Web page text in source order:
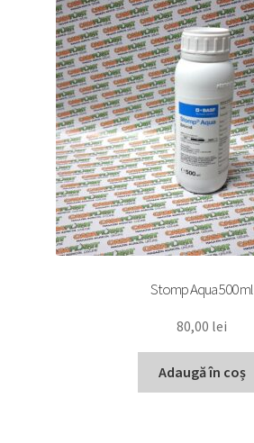
Stomp Aqua 500 ml
80,00 lei
Adaugă în coș